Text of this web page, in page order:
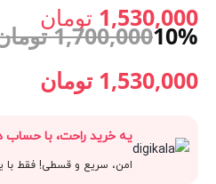
اصلی: 1,530,000 تومان
1,530,000 تومان.
10%
1,700,000
قیمت
1,700,000 تومان
1,530,000 تومان
فعلی:
یه خرید راحت، با حساب
امن، سریع و قسطی! فقط با